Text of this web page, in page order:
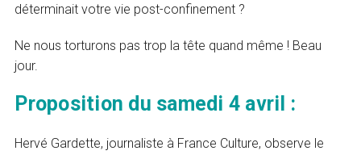
déterminait votre vie post-confinement ?
Ne nous torturons pas trop la tête quand même ! Beau
jour.
Proposition du samedi 4 avril :
Hervé Gardette, journaliste à France Culture, observe le